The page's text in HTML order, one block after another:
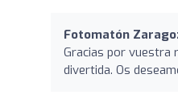
Fotomatón
Gracias por vuestra
divertida. Os